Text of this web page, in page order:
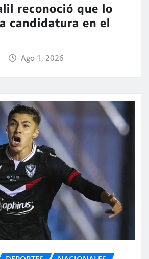
reconoció que lo
candidatura en el
Ago 1, 2026